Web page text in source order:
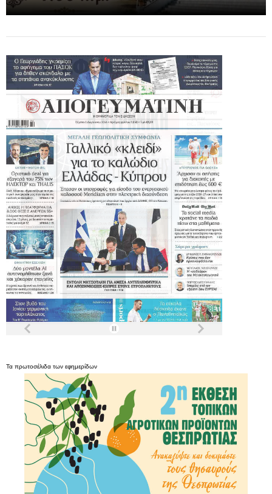
Τα πρωτοσέλιδα των εφημερίδων